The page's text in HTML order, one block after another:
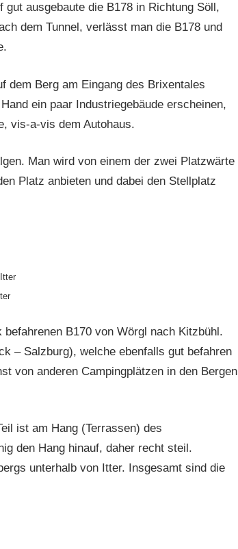
ausgebaute die B178 in Richtung Söll,
dem Tunnel, verlässt man die B178 und
dem Berg am Eingang des Brixentales
ein paar Industriegebäude erscheinen,
vis-a-vis dem Autohaus.
Man wird von einem der zwei Platzwärte
Platz anbieten und dabei den Stellplatz
B170 von Wörgl nach Kitzbühl.
– Salzburg), welche ebenfalls gut befahren
von anderen Campingplätzen in den Bergen
ist am Hang (Terrassen) des
den Hang hinauf, daher recht steil.
unterhalb von Itter. Insgesamt sind die